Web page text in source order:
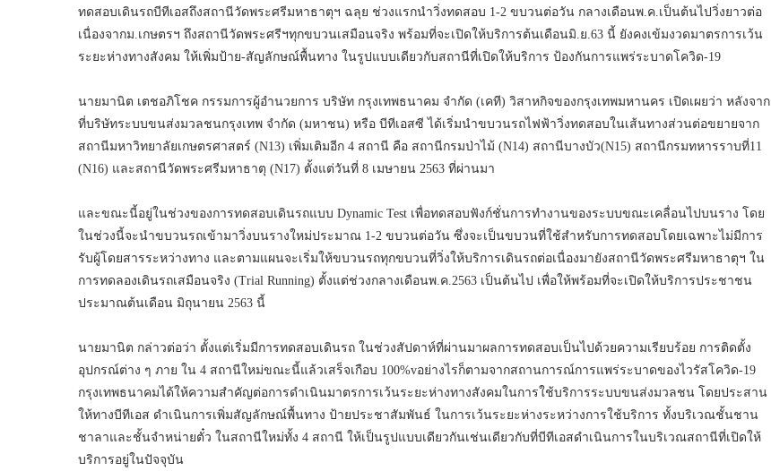
ทดสอบเดินรถบีทีเอสถึงสถานีวัดพระศรีมหาธาตุฯ ฉลุย ช่วงแรกนำวิ่งทดสอบ 1-2 ขบวนต่อวัน กลางเดือนพ.ค.เป็นต้นไปวิ่งยาวต่อ
เนื่องจากม.เกษตรฯ ถึงสถานีวัดพระศรีฯทุกขบวนเสมือนจริง พร้อมที่จะเปิดให้บริการต้นเดือนมิ.ย.63 นี้ ยังคงเข้มงวดมาตรการเว้น
ระยะห่างทางสังคม ให้เพิ่มป้าย-สัญลักษณ์พื้นทาง ในรูปแบบเดียวกับสถานีที่เปิดให้บริการ ป้องกันการแพร่ระบาดโควิด-19
นายมานิต เตชอภิโชค กรรมการผู้อำนวยการ บริษัท กรุงเทพธนาคม จำกัด (เคที) วิสาหกิจของกรุงเทพมหานคร เปิดเผยว่า หลังจาก
ที่บริษัทระบบขนส่งมวลชนกรุงเทพ จำกัด (มหาชน) หรือ บีทีเอสซี ได้เริ่มนำขบวนรถไฟฟ้าวิ่งทดสอบในเส้นทางส่วนต่อขยายจาก
สถานีมหาวิทยาลัยเกษตรศาสตร์ (N13) เพิ่มเติมอีก 4 สถานี คือ สถานีกรมป่าไม้ (N14) สถานีบางบัว(N15) สถานีกรมทหารราบที่11
(N16) และสถานีวัดพระศรีมหาธาตุ (N17) ตั้งแต่วันที่ 8 เมษายน 2563 ที่ผ่านมา
และขณะนี้อยู่ในช่วงของการทดสอบเดินรถแบบ Dynamic Test เพื่อทดสอบฟังก์ชั่นการทำงานของระบบขณะเคลื่อนไปบนราง โดย
ในช่วงนี้จะนำขบวนรถเข้ามาวิ่งบนรางใหม่ประมาณ 1-2 ขบวนต่อวัน ซึ่งจะเป็นขบวนที่ใช้สำหรับการทดสอบโดยเฉพาะไม่มีการ
รับผู้โดยสารระหว่างทาง และตามแผนจะเริ่มให้ขบวนรถทุกขบวนที่วิ่งให้บริการเดินรถต่อเนื่องมายังสถานีวัดพระศรีมหาธาตุฯ ใน
การทดลองเดินรถเสมือนจริง (Trial Running) ตั้งแต่ช่วงกลางเดือนพ.ค.2563 เป็นต้นไป เพื่อให้พร้อมที่จะเปิดให้บริการประชาชน
ประมาณต้นเดือน มิถุนายน 2563 นี้
นายมานิต กล่าวต่อว่า ตั้งแต่เริ่มมีการทดสอบเดินรถ ในช่วงสัปดาห์ที่ผ่านมาผลการทดสอบเป็นไปด้วยความเรียบร้อย การติดตั้ง
อุปกรณ์ต่าง ๆ ภาย ใน 4 สถานีใหม่ขณะนี้แล้วเสร็จเกือบ 100%vอย่างไรก็ตามจากสถานการณ์การแพร่ระบาดของไวรัสโควิด-19
กรุงเทพธนาคมได้ให้ความสำคัญต่อการดำเนินมาตรการเว้นระยะห่างทางสังคมในการใช้บริการระบบขนส่งมวลชน โดยประสาน
ให้ทางบีทีเอส ดำเนินการเพิ่มสัญลักษณ์พื้นทาง ป้ายประชาสัมพันธ์ ในการเว้นระยะห่างระหว่างการใช้บริการ ทั้งบริเวณชั้นชาน
ชาลาและชั้นจำหน่ายตั๋ว ในสถานีใหม่ทั้ง 4 สถานี ให้เป็นรูปแบบเดียวกันเช่นเดียวกับที่บีทีเอสดำเนินการในบริเวณสถานีที่เปิดให้
บริการอยู่ในปัจจุบัน